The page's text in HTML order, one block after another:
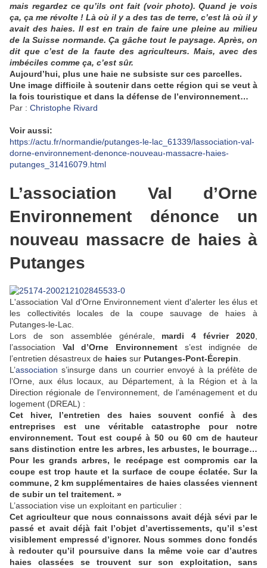
mais regardez ce qu’ils ont fait (voir photo). Quand je vois
ça, ça me révolte ! Là où il y a des tas de terre, c’est là où il y
avait des haies. Il est en train de faire une pleine au milieu
de la Suisse normande. Ça gâche tout le paysage. Après, on
dit que c’est de la faute des agriculteurs. Mais, avec des
imbéciles comme ça, c’est sûr.
Aujourd’hui, plus une haie ne subsiste sur ces parcelles.
Une image difficile à soutenir dans cette région qui se veut à
la fois touristique et dans la défense de l’environnement…
Par : Christophe Rivard
Voir aussi:
https://actu.fr/normandie/putanges-le-lac_61339/lassociation-val-
dorne-environnement-denonce-nouveau-massacre-haies-
putanges_31416079.html
L’association Val d’Orne
Environnement dénonce un
nouveau massacre de haies à
Putanges
L'association Val d'Orne Environnement vient d'alerter les élus et
les collectivités locales de la coupe sauvage de haies à
Putanges-le-Lac.
Lors de son assemblée générale, mardi 4 février 2020,
l’association Val d’Orne Environnement s’est indignée de
l’entretien désastreux de haies sur Putanges-Pont-Écrepin.
L’association s’insurge dans un courrier envoyé à la préfète de
l’Orne, aux élus locaux, au Département, à la Région et à la
Direction régionale de l’environnement, de l’aménagement et du
logement (DREAL) :
Cet hiver, l’entretien des haies souvent confié à des
entreprises est une véritable catastrophe pour notre
environnement. Tout est coupé à 50 ou 60 cm de hauteur
sans distinction entre les arbres, les arbustes, le bourrage…
Pour les grands arbres, le recépage est compromis car la
coupe est trop haute et la surface de coupe éclatée. Sur la
commune, 2 km supplémentaires de haies classées viennent
de subir un tel traitement. »
L’association vise un exploitant en particulier :
Cet agriculteur que nous connaissons avait déjà sévi par le
passé et avait déjà fait l’objet d’avertissements, qu’il s’est
visiblement empressé d’ignorer. Nous sommes donc fondés
à redouter qu’il poursuive dans la même voie car d’autres
haies classées se trouvent sur son exploitation, sans